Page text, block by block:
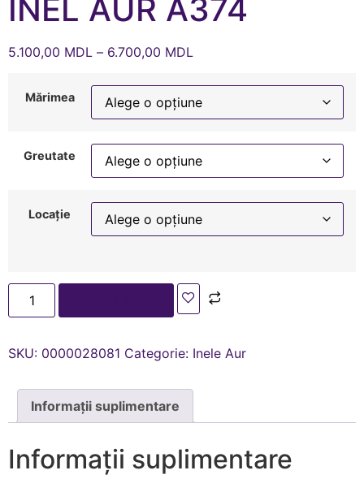
INEL AUR A374
5.100,00 MDL – 6.700,00 MDL
Mărimea
Greutate
Locație
SKU: 0000028081 Categorie: Inele Aur
Informații suplimentare
Informații suplimentare